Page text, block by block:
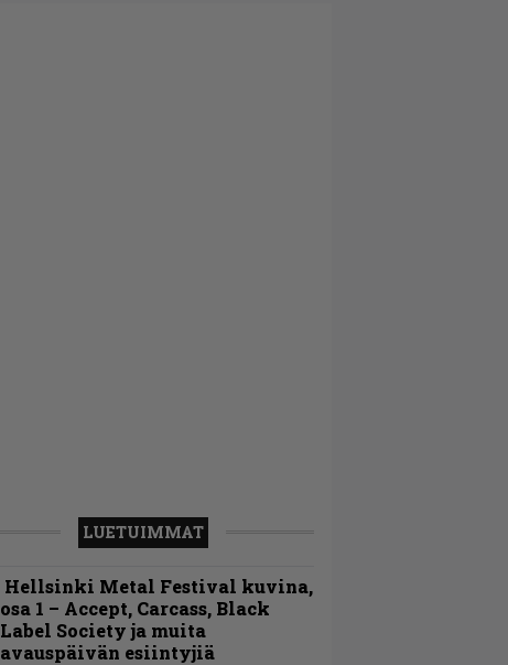
LUETUIMMAT
Hellsinki Metal Festival kuvina,
osa 1 – Accept, Carcass, Black
Label Society ja muita
avauspäivän esiintyjiä